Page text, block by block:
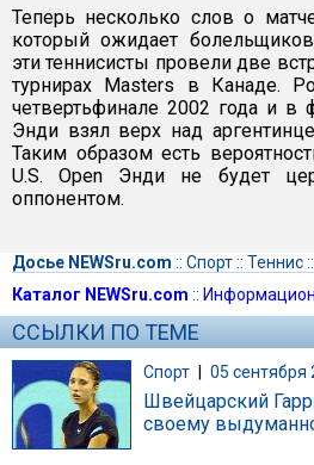
Теперь несколько слов о
который ожидает
эти теннисисты провели две
турнирах Masters в Канаде.
четвертьфинале 2002 года и в
Энди взял верх над
Таким образом есть
U.S. Open Энди не будет
оппонентом.
Досье NEWSru.com :: Спорт:: Теннис::
Каталог NEWSru.com ::
ССЫЛКИ ПО ТЕМЕ
Спорт | 05 сентября
Швейцарский
своему